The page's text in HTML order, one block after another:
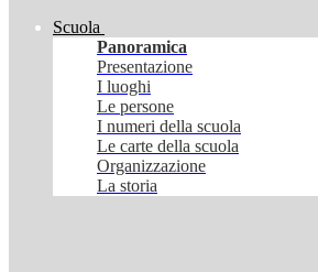
Scuola
Panoramica
Presentazione
I luoghi
Le persone
I numeri della scuola
Le carte della scuola
Organizzazione
La storia